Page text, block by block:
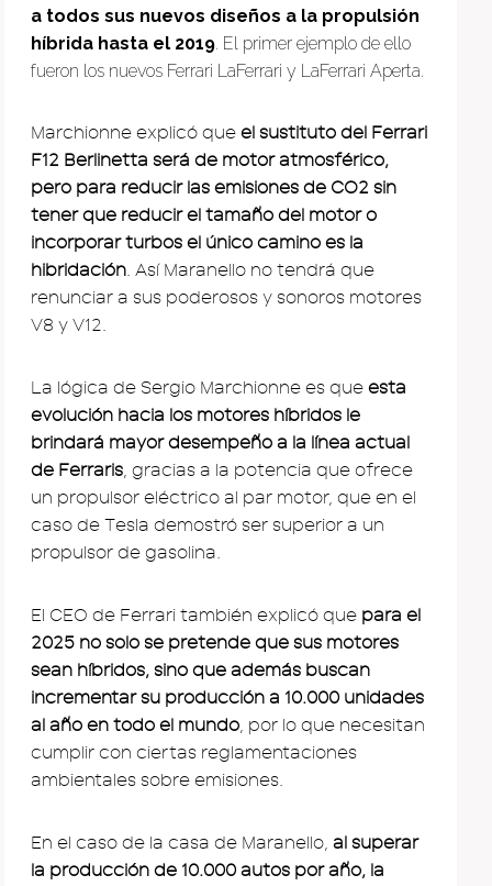
a todos sus nuevos diseños a la propulsión
híbrida hasta el 2019. El primer ejemplo de ello
fueron los nuevos Ferrari LaFerrari y LaFerrari Aperta.
Marchionne explicó que el sustituto del Ferrari
F12 Berlinetta será de motor atmosférico,
pero para reducir las emisiones de CO2 sin
tener que reducir el tamaño del motor o
incorporar turbos el único camino es la
hibridación. Así Maranello no tendrá que
renunciar a sus poderosos y sonoros motores
V8 y V12.
La lógica de Sergio Marchionne es que esta
evolución hacia los motores híbridos le
brindará mayor desempeño a la línea actual
de Ferraris, gracias a la potencia que ofrece
un propulsor eléctrico al par motor, que en el
caso de Tesla demostró ser superior a un
propulsor de gasolina.
El CEO de Ferrari también explicó que para el
2025 no solo se pretende que sus motores
sean híbridos, sino que además buscan
incrementar su producción a 10.000 unidades
al año en todo el mundo, por lo que necesitan
cumplir con ciertas reglamentaciones
ambientales sobre emisiones.
En el caso de la casa de Maranello, al superar
la producción de 10.000 autos por año, la